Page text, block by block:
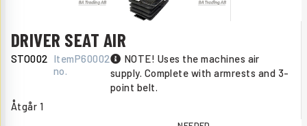
DRIVER SEAT AIR
STO002 Item
no.
P60002
NOTE! Uses the machines air
supply. Complete with armrests and 3-
point belt.
Åtgår 1